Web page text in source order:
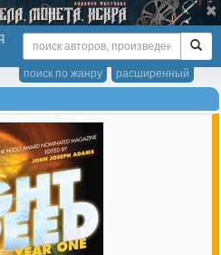
расширенный
поиск по жанру